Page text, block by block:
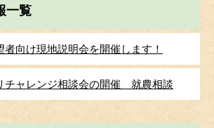
一覧
者向け現地説明会を開催します！
チャレンジ相談会の開催 就農相談